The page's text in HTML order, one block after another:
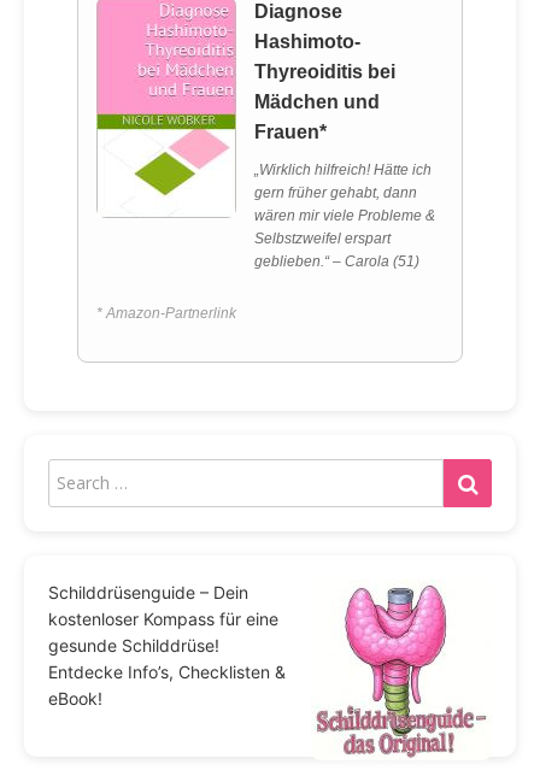
Diagnose
Hashimoto-
Thyreoiditis bei
Mädchen und
Frauen*
„Wirklich hilfreich! Hätte ich
gern früher gehabt, dann
wären mir viele Probleme &
Selbstzweifel erspart
geblieben.“ – Carola (51)
* Amazon-Partnerlink
Schilddrüsenguide – Dein
kostenloser Kompass für eine
gesunde Schilddrüse!
Entdecke Info’s, Checklisten &
eBook!